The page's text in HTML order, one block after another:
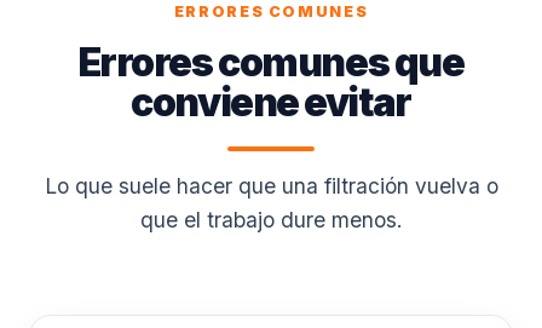
ERRORES COMUNES
Errores comunes que
conviene evitar
Lo que suele hacer que una filtración vuelva o
que el trabajo dure menos.